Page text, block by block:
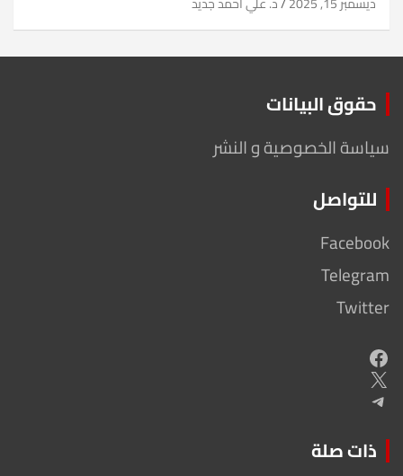
حقوق البيانات
سياسة الخصوصية و النشر
للتواصل
Facebook
Telegram
Twitter
Facebook
X
Telegram
ذات صلة